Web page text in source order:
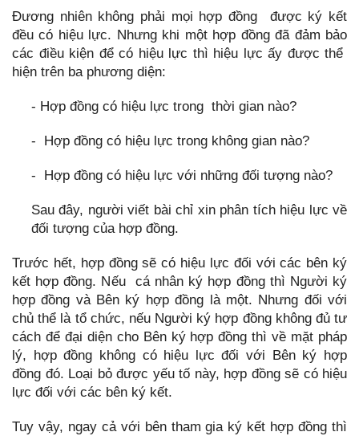
Đương nhiên không phải mọi hợp đồng được ký kết
đều có hiệu lực. Nhưng khi một hợp đồng đã đảm bảo
các điều kiện để có hiệu lực thì hiệu lực ấy được thể
hiện trên ba phương diện:
- Hợp đồng có hiệu lực trong thời gian nào?
- Hợp đồng có hiệu lực trong không gian nào?
- Hợp đồng có hiệu lực với những đối tượng nào?
Sau đây, người viết bài chỉ xin phân tích hiệu lực về
đối tượng của hợp đồng.
Trước hết, hợp đồng sẽ có hiệu lực đối với các bên ký
kết hợp đồng. Nếu cá nhân ký hợp đồng thì Người ký
hợp đồng và Bên ký hợp đồng là một. Nhưng đối với
chủ thể là tổ chức, nếu Người ký hợp đồng không đủ tư
cách để đại diện cho Bên ký hợp đồng thì về mặt pháp
lý, hợp đồng không có hiệu lực đối với Bên ký hợp
đồng đó. Loại bỏ được yếu tố này, hợp đồng sẽ có hiệu
lực đối với các bên ký kết.
Tuy vậy, ngay cả với bên tham gia ký kết hợp đồng thì